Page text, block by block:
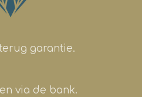
garantie.
via de bank.